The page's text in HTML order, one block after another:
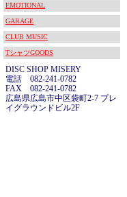
EMOTIONAL
GARAGE
CLUB MUSIC
TシャツGOODS
DISC SHOP MISERY
電話 082-241-0782
FAX 082-241-0782
広島県広島市中区袋町2-7 プレ
イグラウンドビル2F